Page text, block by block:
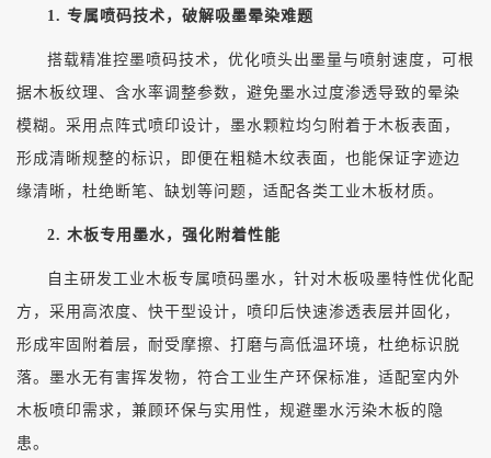
1. 专属喷码技术，破解吸墨晕染难题
搭载精准控墨喷码技术，优化喷头出墨量与喷射速度，可根
据木板纹理、含水率调整参数，避免墨水过度渗透导致的晕染
模糊。采用点阵式喷印设计，墨水颗粒均匀附着于木板表面，
形成清晰规整的标识，即便在粗糙木纹表面，也能保证字迹边
缘清晰，杜绝断笔、缺划等问题，适配各类工业木板材质。
2. 木板专用墨水，强化附着性能
自主研发工业木板专属喷码墨水，针对木板吸墨特性优化配
方，采用高浓度、快干型设计，喷印后快速渗透表层并固化，
形成牢固附着层，耐受摩擦、打磨与高低温环境，杜绝标识脱
落。墨水无有害挥发物，符合工业生产环保标准，适配室内外
木板喷印需求，兼顾环保与实用性，规避墨水污染木板的隐
患。